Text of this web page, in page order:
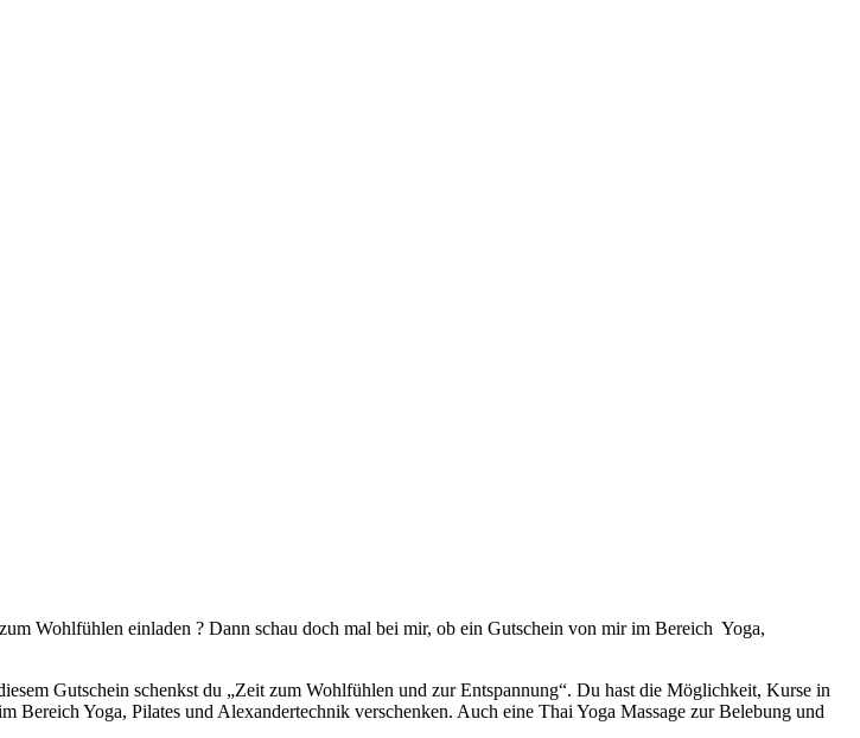
Wohlfühlen einladen ? Dann schau doch mal bei mir, ob ein Gutschein von mir im Bereich Yoga,
Gutschein schenkst du „Zeit zum Wohlfühlen und zur Entspannung“. Du hast die Möglichkeit, Kurse in
Yoga, Pilates und Alexandertechnik verschenken. Auch eine Thai Yoga Massage zur Belebung und